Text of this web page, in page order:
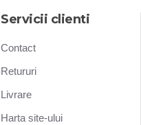
Servicii clienti
Contact
Retururi
Livrare
Harta site-ului